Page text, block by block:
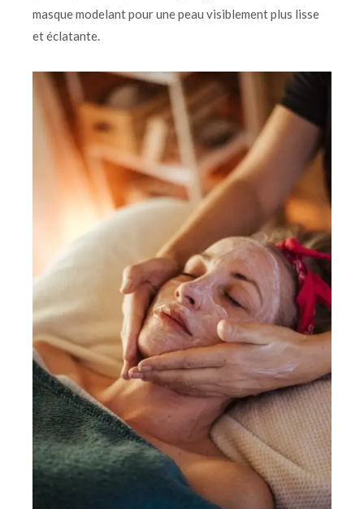
masque modelant pour une peau visiblement plus lisse
et éclatante.